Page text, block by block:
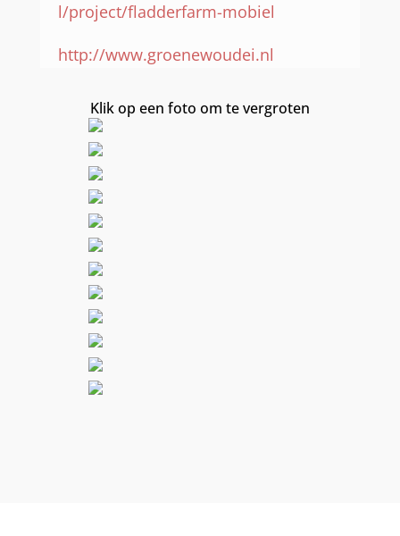
l/project/fladderfarm-mobiel
http://www.groenewoudei.nl
Klik op een foto om te vergroten